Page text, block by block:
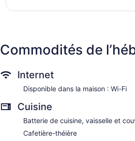
Commodités de
Internet
Disponible dans la maison : Wi-Fi
Cuisine
Batterie de cuisine, vaisselle et
Cafetière-théière